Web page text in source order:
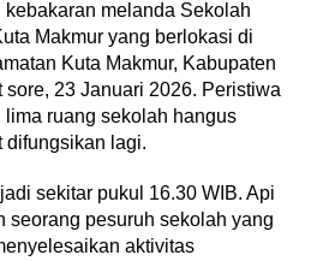
kebakaran melanda Sekolah
Makmur yang berlokasi di
Kuta Makmur, Kabupaten
sore, 23 Januari 2026. Peristiwa
ruang sekolah hangus
difungsikan lagi.
sekitar pukul 16.30 WIB. Api
seorang pesuruh sekolah yang
aktivitas